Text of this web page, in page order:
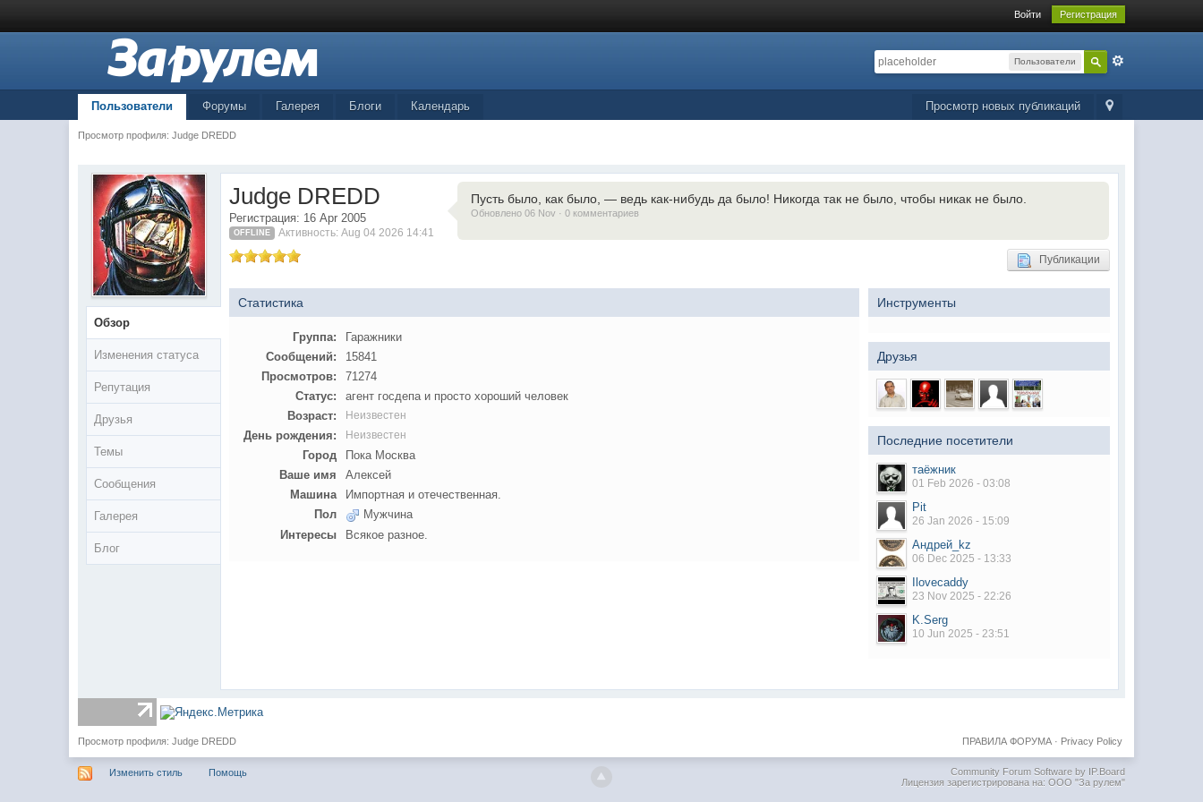
Войти Регистрация
Пользователи
Просмотр новых публикаций
Пользователи Форумы Галерея Блоги Календарь
Просмотр профиля: Judge DREDD
Обзор
Изменения статуса
Репутация
Друзья
Темы
Сообщения
Галерея
Блог
Judge DREDD
Регистрация: 16 Apr 2005
OFFLINE Активность: Aug 04 2026 14:41
Пусть было, как было, — ведь как-нибудь да было! Никогда так не было, чтобы никак не было.
Обновлено 06 Nov · 0 комментариев
Публикации
Статистика
Группа:
Гаражники
Сообщений:
15841
Просмотров:
71274
Статус:
агент госдепа и просто хороший человек
Возраст:
Неизвестен
День рождения: Неизвестен
Город
Пока Москва
Ваше имя
Алексей
Машина
Импортная и отечественная.
Пол
Мужчина
Интересы
Всякое разное.
Инструменты
Друзья
Последние посетители
таёжник
01 Feb 2026 - 03:08
Pit
26 Jan 2026 - 15:09
Андрей_kz
06 Dec 2025 - 13:33
Ilovecaddy
23 Nov 2025 - 22:26
K.Serg
10 Jun 2025 - 23:51
Просмотр профиля: Judge DREDD Privacy Policy
ПРАВИЛА ФОРУМА·
Изменить стиль Помощь
Community Forum Software by IP.Board
Лицензия зарегистрирована на: ООО "За рулем"